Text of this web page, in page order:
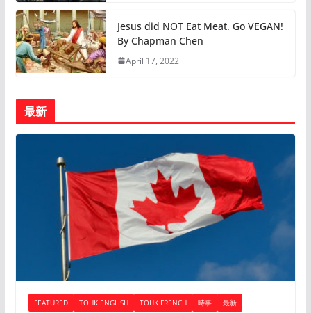
Jesus did NOT Eat Meat. Go VEGAN!
By Chapman Chen
April 17, 2022
最新
FEATURED TOHK ENGLISH TOHK FRENCH 時事 最新